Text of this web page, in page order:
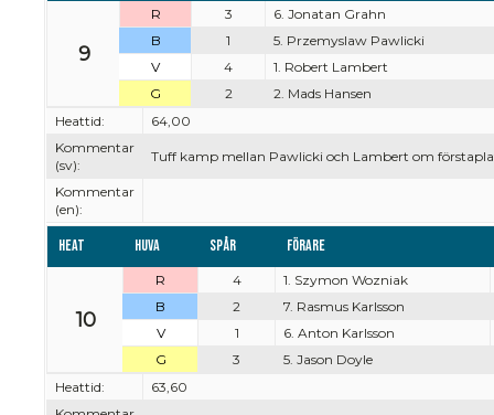
9
R 3
6. Jonatan Grahn
B
1
5. Przemyslaw Pawlicki
V
4
1. Robert Lambert
G
2
2. Mads Hansen
Heattid:
64,00
Kommentar
(sv):
Tuff kamp mellan Pawlicki och Lambert om
Kommentar
(en):
Heat Huva Spår Förare
10
R 4
1. Szymon Wozniak
B
2
7. Rasmus Karlsson
V
1
6. Anton Karlsson
G
3
5. Jason Doyle
Heattid:
63,60